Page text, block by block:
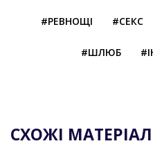
#РЕВНОЩІ #СЕКС
#ШЛЮБ
СХОЖІ